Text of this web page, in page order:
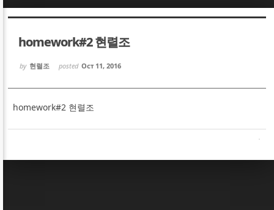
homework#2 현렬조
by 현렬조 posted Oct 11, 2016
homework#2 현렬조
Sketchbook5, 스케치북5
Sketchbook5, 스케치북5
Sketchbook5, 스케치북5
Sketchbook5, 스케치북5